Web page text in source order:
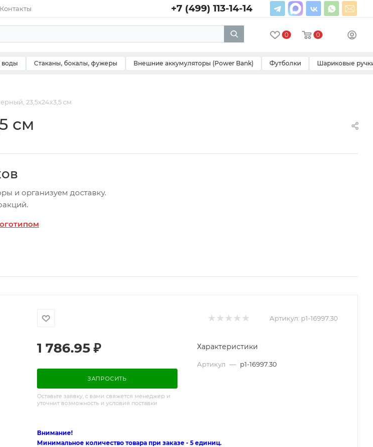
Контакты +7 (499) 113-14-14
0 0
воды Стаканы, бокалы, фужеры Внешние аккумуляторы (Power Bank) Футболки Шариковые
23,5х24х3,5 см
см
и организуем доставку.
Артикул: p1-16997.30
1 786.95 ₽
ЗАПРОСИТЬ
Оставьте заявку, с вами свяжется менеджер и
уточнит возможность и условия поставки
Характеристики
Артикул — p1-16997.30
Внимание!
Минимальное количество товара при заказе - 5 единиц.